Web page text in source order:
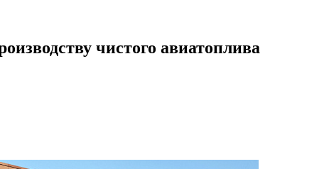
чистого авиатоплива